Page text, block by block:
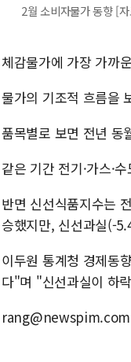
2월 소비자물가 동향 [
체감물가에 가장 가까
물가의 기조적 흐름을
품목별로 보면 전년 동
같은 기간 전기·가스·
반면 신선식품지수는
승했지만, 신선과실(-
이두원 통계청 경제동
다"며 "신선과실이 하
rang@newspim.com